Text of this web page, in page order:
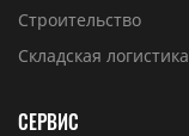
Строительство
Складская логистика
СЕРВИС